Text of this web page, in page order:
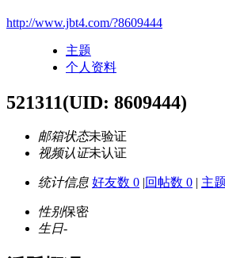
http://www.jbt4.com/?8609444
主题
个人资料
521311(UID: 8609444)
邮箱状态未验证
视频认证未认证
统计信息 好友数 0 |回帖数 0 | 主
性别保密
生日-